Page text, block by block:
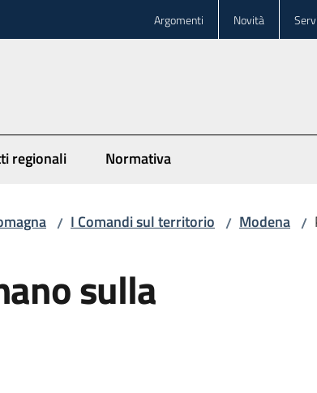
Argomenti Novità
regionali Normativa
/ I Comandi sul territorio / Modena /
sulla